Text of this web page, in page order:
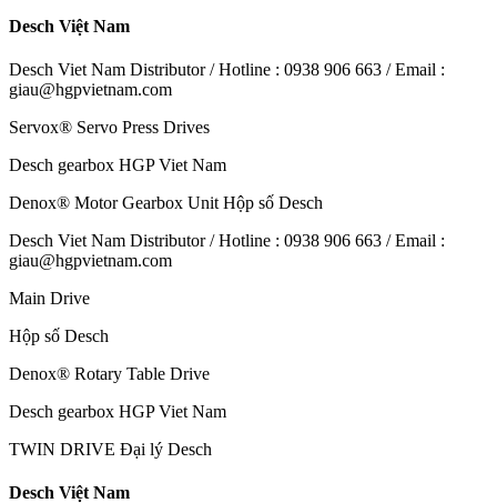
Desch Việt Nam
Desch Viet Nam Distributor / Hotline : 0938 906 663 / Email :
giau@hgpvietnam.com
Servox® Servo Press Drives
Desch gearbox HGP Viet Nam
Denox® Motor Gearbox Unit Hộp số Desch
Desch Viet Nam Distributor / Hotline : 0938 906 663 / Email :
giau@hgpvietnam.com
Main Drive
Hộp số Desch
Denox® Rotary Table Drive
Desch gearbox HGP Viet Nam
TWIN DRIVE Đại lý Desch
Desch Việt Nam